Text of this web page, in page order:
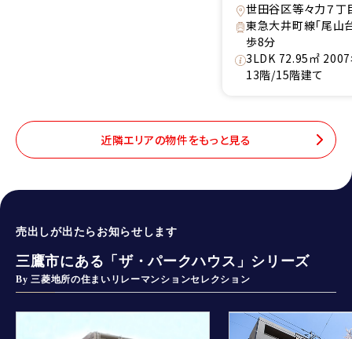
世田谷区等々力７丁
東急大井町線「尾山
歩8分
3LDK 72.95㎡
13階/15階建て
近隣エリアの物件をもっと見る
売出しが出たらお知らせします
三鷹市にある「ザ・パークハウス」シリーズ
By 三菱地所の住まいリレーマンションセレクション